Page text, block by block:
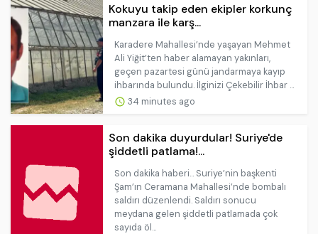
Kokuyu takip eden ekipler korkunç
manzara ile karş...
Karadere Mahallesi’nde yaşayan Mehmet
Ali Yiğit’ten haber alamayan yakınları,
geçen pazartesi günü jandarmaya kayıp
ihbarında bulundu. İlginizi Çekebilir İhbar ...
34 minutes ago
Son dakika duyurdular! Suriye'de
şiddetli patlama!...
Son dakika haberi... Suriye’nin başkenti
Şam’ın Ceramana Mahallesi’nde bombalı
saldırı düzenlendi. Saldırı sonucu
meydana gelen şiddetli patlamada çok
sayıda öl...